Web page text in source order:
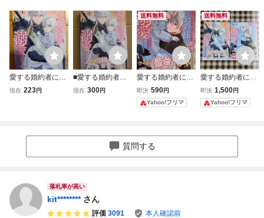
愛する婚約者に殺
された公爵令嬢、
現在 223円
■愛する婚約者に
殺された公爵令
しい葵【帯付】■
送料140円■
現在 300円
送料無料
愛する婚約者に殺
された公爵令嬢、
死に戻りしてお父
様光の公爵様の溺
ュリンク付)
即決 590円
Yahoo!フリマ
送料無料
愛する婚約者に殺
された公爵令嬢、
死に戻りして光の
公爵様(お父様)の
即決 1,500円
Yahoo!フリマ
質問する
落札率が高い
kit******** さん
評価 3091 本人確認前